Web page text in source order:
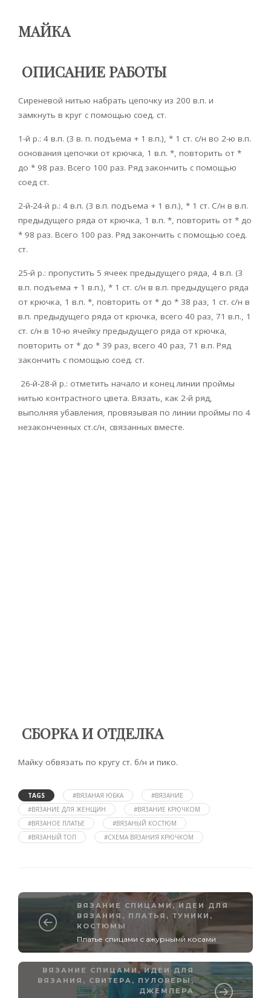
МАЙКА
ОПИСАНИЕ РАБОТЫ
Сиреневой нитью набрать цепочку из 200 в.п. и
замкнуть в круг с помощью соед. ст.
1-й р.: 4 в.п. (3 в. п. подъема + 1 в.п.), * 1 ст. с/н во 2-ю в.п.
основания цепочки от крючка, 1 в.п. *, повторить от *
до * 98 раз. Всего 100 раз. Ряд закончить с помощью
соед ст.
2-й-24-й р.: 4 в.п. (3 в.п. подъема + 1 в.п.), * 1 ст. С/н в в.п.
предыдущего ряда от крючка, 1 в.п. *, повторить от * до
* 98 раз. Всего 100 раз. Ряд закончить с помощью соед.
ст.
25-й р.: пропустить 5 ячеек предыдущего ряда, 4 в.п. (3
в.п. подъема + 1 в.п.), * 1 ст. с/н в в.п. предыдущего ряда
от крючка, 1 в.п. *, повторить от * до * 38 раз, 1 ст. с/н в
в.п. предыдущего ряда от крючка, всего 40 раз, 71 в.п., 1
ст. с/н в 10-ю ячейку предыдущего ряда от крючка,
повторить от * до * 39 раз, всего 40 раз, 71 в.п. Ряд
закончить с помощью соед. ст.
26-й-28-й р.: отметить начало и конец линии проймы
нитью контрастного цвета. Вязать, как 2-й ряд,
выполняя убавления, провязывая по линии проймы по 4
незаконченных ст.с/н, связанных вместе.
СБОРКА И ОТДЕЛКА
Майку обвязать по кругу ст. б/н и пико.
TAGS #ВЯЗАНАЯ ЮБКА
#ВЯЗАНИЕ
#ВЯЗАНИЕ ДЛЯ ЖЕНЩИН
#ВЯЗАНИЕ КРЮЧКОМ
#ВЯЗАНОЕ ПЛАТЬЕ
#ВЯЗАНЫЙ КОСТЮМ
#ВЯЗАНЫЙ ТОП
#СХЕМА ВЯЗАНИЯ КРЮЧКОМ
ВЯЗАНИЕ СПИЦАМИ , ИДЕИ ДЛЯ
ВЯЗАНИЯ , ПЛАТЬЯ, ТУНИКИ,
КОСТЮМЫ
Платье спицами с ажурными косами
ВЯЗАНИЕ СПИЦАМИ ,ИДЕИ ДЛЯ
ВЯЗАНИЯ , СВИТЕРА, ПУЛОВЕРЫ,
ДЖЕМПЕРА